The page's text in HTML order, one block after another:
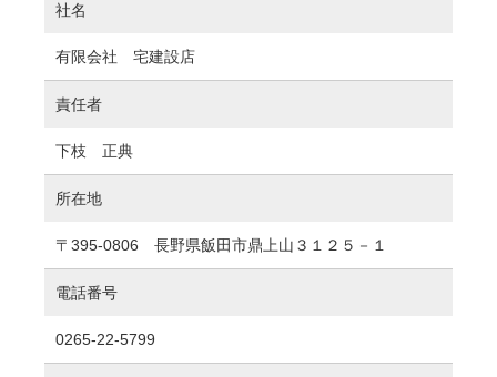
社名
有限会社 宅建設店
責任者
下枝 正典
所在地
〒395-0806 長野県飯田市鼎上山３１２５－１
電話番号
0265-22-5799